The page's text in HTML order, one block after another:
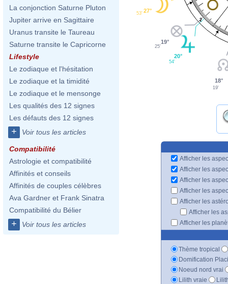
La conjonction Saturne Pluton
Jupiter arrive en Sagittaire
Uranus transite le Taureau
Saturne transite le Capricorne
Lifestyle
Le zodiaque et l'hésitation
Le zodiaque et la timidité
Le zodiaque et le mensonge
Les qualités des 12 signes
Les défauts des 12 signes
+ Voir tous les articles
Compatibilité
Astrologie et compatibilité
Affinités et conseils
Affinités de couples célèbres
Ava Gardner et Frank Sinatra
Compatibilité du Bélier
+ Voir tous les articles
2
27°
53'
19°
25'
20°
54'
18°
19'
Afficher les
Afficher les
Afficher les
Afficher les
Afficher les
Afficher les
Afficher les
Thème tropical
Domification
Noeud nord vrai
Lilith vraie